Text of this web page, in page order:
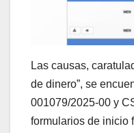
Las causas,
de dinero”, se
001079/2025-00 y
formularios de inicio